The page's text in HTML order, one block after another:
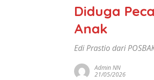
Diduga
Anak
Edi Prastio dari
Admin NN
21/05/2026